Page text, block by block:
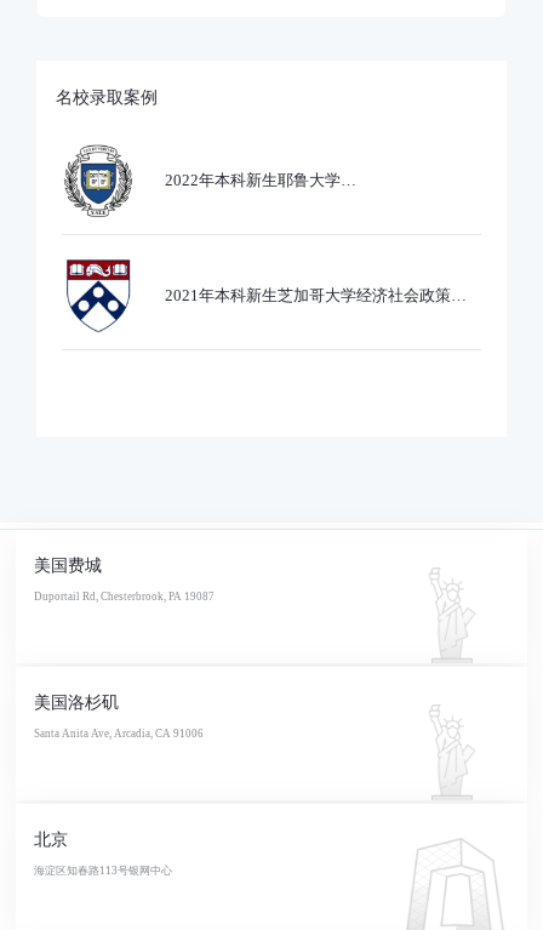
名校录取案例
2022年本科新生耶鲁大学
2021年本科新生芝加哥大学经济社会政策专
美国费城
Duportail Rd, Chesterbrook, PA 19087
美国洛杉矶
Santa Anita Ave, Arcadia, CA 91006
北京
海淀区知春路113号银网中心